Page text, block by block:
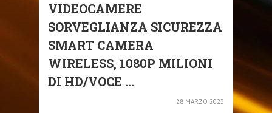
VIDEOCAMERE
SORVEGLIANZA SICUREZZA
SMART CAMERA
WIRELESS, 1080P MILIONI
DI HD/VOCE ...
28 MARZO 2023